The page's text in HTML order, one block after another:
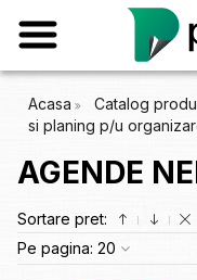
Acasa Catalog
si planing p/u
AGENDE
Sortare pret:
Pe pagina: 20